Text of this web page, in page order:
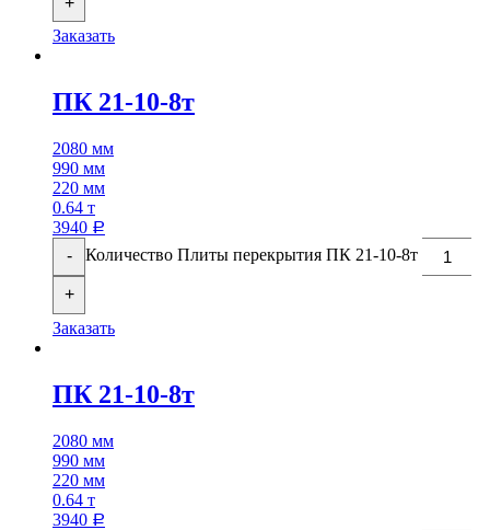
Заказать
ПК 21-10-8т
2080 мм
990 мм
220 мм
0.64 т
3940 Р
- Количество Плиты перекрытия ПК 21-10-8т
+
Заказать
ПК 21-10-8т
2080 мм
990 мм
220 мм
0.64 т
3940 Р